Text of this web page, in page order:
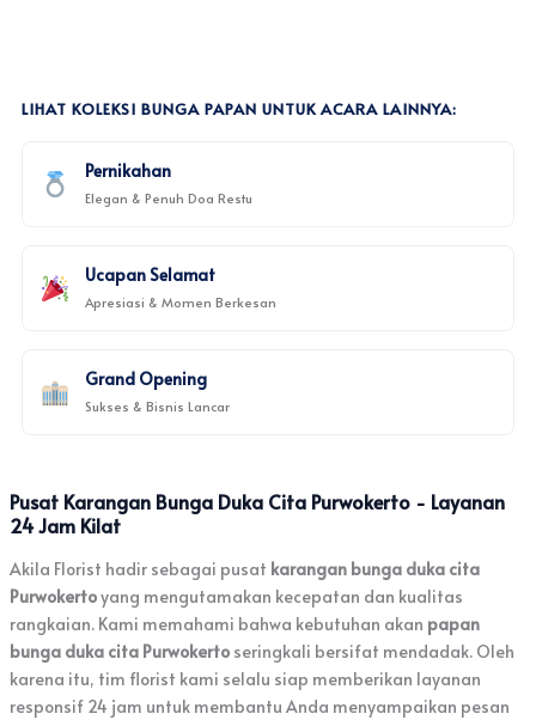
LIHAT KOLEKSI BUNGA PAPAN UNTUK ACARA LAINNYA:
Pernikahan
Elegan & Penuh Doa Restu
Ucapan Selamat
Apresiasi & Momen Berkesan
Grand Opening
Sukses & Bisnis Lancar
Pusat Karangan Bunga Duka Cita Purwokerto - Layanan
24 Jam Kilat
Akila Florist hadir sebagai pusat karangan bunga duka cita
Purwokertoyang mengutamakan kecepatan dan kualitas
rangkaian. Kami memahami bahwa kebutuhan akan papan
bunga duka cita Purwokertoseringkali bersifat mendadak. Oleh
karena itu, tim florist kami selalu siap memberikan layanan
responsif 24 jam untuk membantu Anda menyampaikan pesan